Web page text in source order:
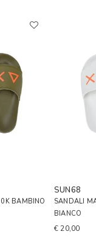
BAMBINO
SUN68
SANDALI
BIANCO
€ 20,00